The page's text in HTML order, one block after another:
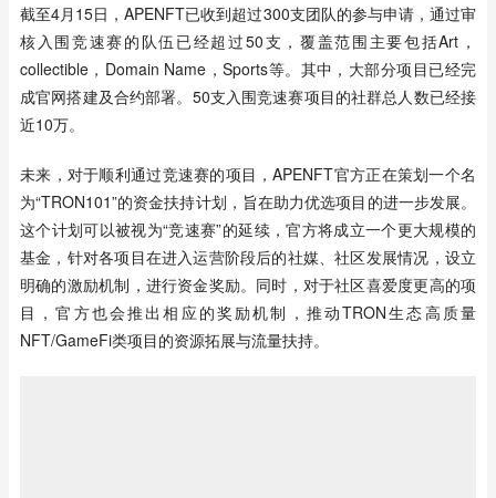
截至4月15日，APENFT已收到超过300支团队的参与申请，通过审
核入围竞速赛的队伍已经超过50支，覆盖范围主要包括Art，
collectible，Domain Name，Sports等。其中，大部分项目已经完
成官网搭建及合约部署。50支入围竞速赛项目的社群总人数已经接
近10万。
未来，对于顺利通过竞速赛的项目，APENFT官方正在策划一个名
为“TRON101”的资金扶持计划，旨在助力优选项目的进一步发展。
这个计划可以被视为“竞速赛”的延续，官方将成立一个更大规模的
基金，针对各项目在进入运营阶段后的社媒、社区发展情况，设立
明确的激励机制，进行资金奖励。同时，对于社区喜爱度更高的项
目，官方也会推出相应的奖励机制，推动TRON生态高质量
NFT/GameFi类项目的资源拓展与流量扶持。